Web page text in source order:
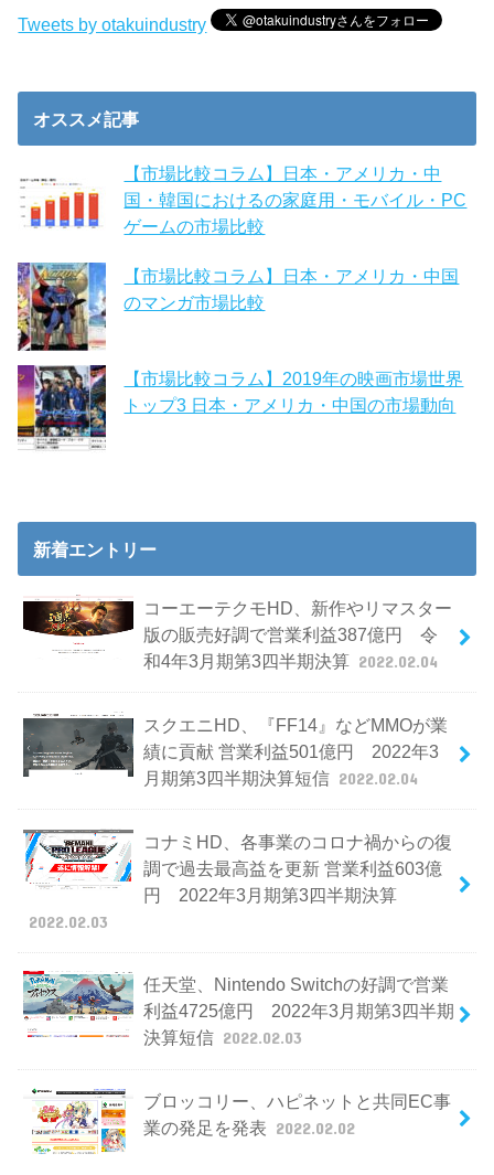
Tweets by otakuindustry
オススメ記事
【市場比較コラム】日本・アメリカ・中
国・韓国におけるの家庭用・モバイル・PC
ゲームの市場比較
【市場比較コラム】日本・アメリカ・中国
のマンガ市場比較
【市場比較コラム】2019年の映画市場世界
トップ3 日本・アメリカ・中国の市場動向
新着エントリー
コーエーテクモHD、新作やリマスター
版の販売好調で営業利益387億円 令
和4年3月期第3四半期決算 2022.02.04
スクエニHD、『FF14』などMMOが業
績に貢献 営業利益501億円 2022年3
月期第3四半期決算短信 2022.02.04
コナミHD、各事業のコロナ禍からの復
調で過去最高益を更新 営業利益603億
円 2022年3月期第3四半期決算
2022.02.03
任天堂、Nintendo Switchの好調で営業
利益4725億円 2022年3月期第3四半期
決算短信 2022.02.03
ブロッコリー、ハピネットと共同EC事
業の発足を発表 2022.02.02